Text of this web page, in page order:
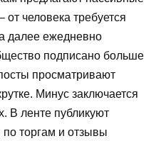
от человека требуется
далее ежедневно
подписано больше
просматривают
Минус заключается
В ленте публикуют
по торгам и отзывы